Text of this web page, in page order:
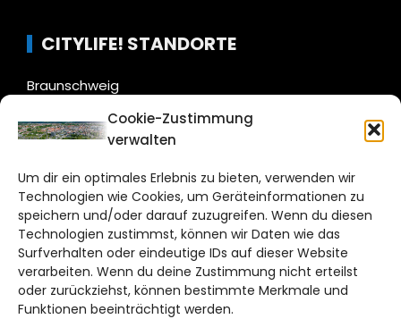
Cookie-Zustimmung
verwalten
Um dir ein optimales Erlebnis zu bieten, verwenden wir
Technologien wie Cookies, um Geräteinformationen zu
speichern und/oder darauf zuzugreifen. Wenn du diesen
Technologien zustimmst, können wir Daten wie das
Surfverhalten oder eindeutige IDs auf dieser Website
verarbeiten. Wenn du deine Zustimmung nicht erteilst
oder zurückziehst, können bestimmte Merkmale und
Funktionen beeinträchtigt werden.
CITYLIFE! STANDORTE
Braunschweig
Wolfsburg
UNSERE PARTNER